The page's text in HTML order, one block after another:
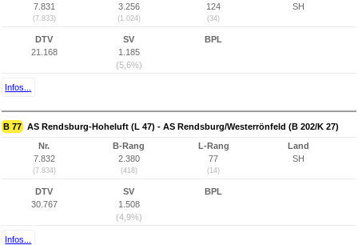
7.831
(7.833)
3.256
(1.024)
124
(34)
SH
DTV
21.168
SV
1.185
(5,6%)
BPL
Infos...
B 77 AS Rendsburg-Hoheluft (L 47) - AS Rendsburg/Westerrönfeld (B 202/K 27)
Nr.
7.832
(7.834)
B-Rang
2.380
(418)
L-Rang
77
(14)
Land
SH
DTV
30.767
SV
1.508
(4,9%)
BPL
Infos...